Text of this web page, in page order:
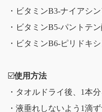
・ビタミンB3-ナイアシ
・ビタミンB5-パントテ
・ビタミンB6-ピリドキ
☑️使用方法
・タオルドライ後、1本
・液垂れしないよう1滴